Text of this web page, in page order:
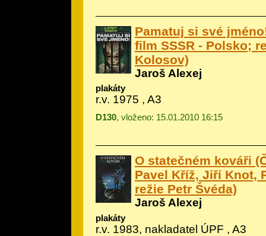
Pamatuj si své
film SSSR - Polsko;
Kolosov)
Jaroš Alexej
plakáty
r.v. 1975 , A3
D130, vloženo: 15.01.2010 16:15
O statečném kováři
Pavel Kříž, Jiří Knot,
režie Petr Švéda)
Jaroš Alexej
plakáty
r.v. 1983, nakladatel ÚPF , A3